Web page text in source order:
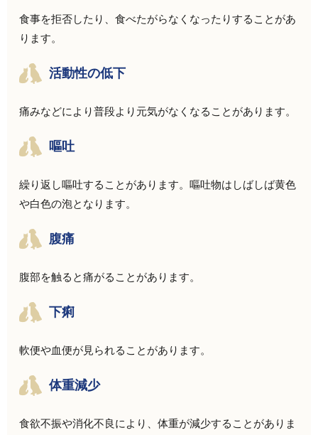
食事を拒否したり、食べたがらなくなったりすることがあ
ります。
活動性の低下
痛みなどにより普段より元気がなくなることがあります。
嘔吐
繰り返し嘔吐することがあります。嘔吐物はしばしば黄色
や白色の泡となります。
腹痛
腹部を触ると痛がることがあります。
下痢
軟便や血便が見られることがあります。
体重減少
食欲不振や消化不良により、体重が減少することがありま